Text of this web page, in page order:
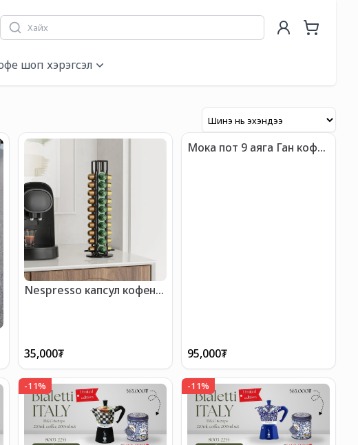
шоп хэрэгсэл
Nespresso капсул кофены
35,000₮
Мока пот 9 аяга Ган кофе
95,000₮
-11% -11%